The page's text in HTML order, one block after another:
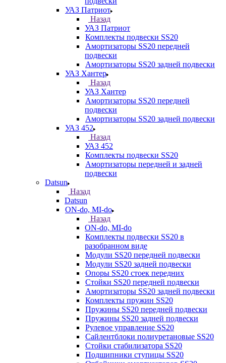
УАЗ Патриот
Назад
УАЗ Патриот
Комплекты подвески SS20
Амортизаторы SS20 передней
подвески
Амортизаторы SS20 задней подвески
УАЗ Хантер
Назад
УАЗ Хантер
Амортизаторы SS20 передней
подвески
Амортизаторы SS20 задней подвески
УАЗ 452
Назад
УАЗ 452
Комплекты подвески SS20
Амортизаторы передней и задней
подвески
Datsun
Назад
Datsun
ON-do, MI-do
Назад
ON-do, MI-do
Комплекты подвески SS20 в
разобранном виде
Модули SS20 передней подвески
Модули SS20 задней подвески
Опоры SS20 стоек передних
Стойки SS20 передней подвески
Амортизаторы SS20 задней подвески
Комплекты пружин SS20
Пружины SS20 передней подвески
Пружины SS20 задней подвески
Рулевое управление SS20
Сайлентблоки полиуретановые SS20
Стойки стабилизатора SS20
Подшипники ступицы SS20